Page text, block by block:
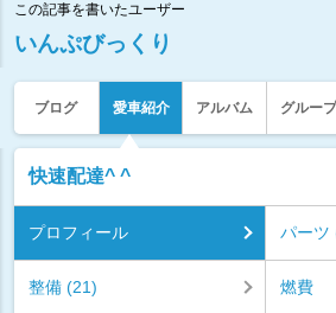
この記事を書いたユーザー
いんぷびっくり
ブログ 愛車紹介 アルバム グループ
快速配達^ ^
プロフィール パーツ
整備 (21) 燃費